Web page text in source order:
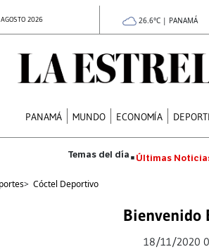
2026 26.6°C | PANAMÁ
PANAMÁ MUNDO ECONOMÍA
Últimas
> Cóctel Deportivo
Bienvenido
18/11/2020